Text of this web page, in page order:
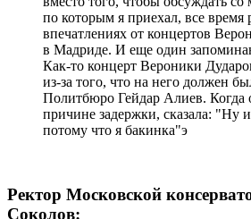
по которым я приехал, все время
впечатлениях от концертов
в Мадриде. И еще один
Как-то концерт Вероники
из-за того, что на него должен
Политбюро Гейдар Алиев. Когда
причине задержки, сказала: "Ну и
потому что я бакинка"э
Ректор Московской
Соколов: